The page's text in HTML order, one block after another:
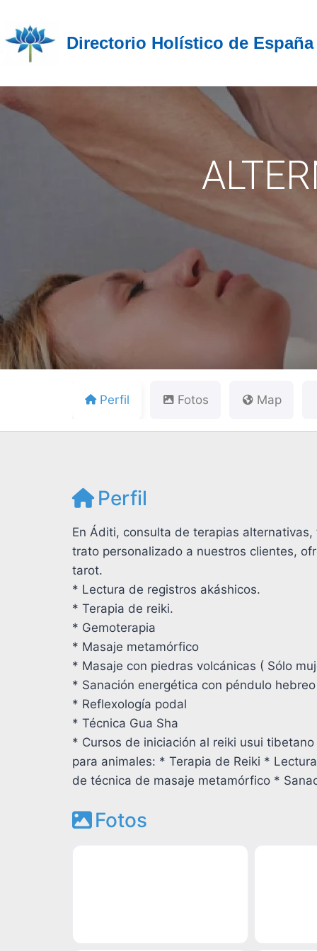
Directorio Holístico de España
Perfil Fotos Map
Perfil
En Áditi, consulta de terapias
trato personalizado a nuestros clientes,
tarot.
* Lectura de registros akáshicos.
* Terapia de reiki.
* Gemoterapia
* Masaje metamórfico
* Masaje con piedras volcánicas ( Sólo
* Sanación energética con péndulo hebreo
* Reflexología podal
* Técnica Gua Sha
* Cursos de iniciación al reiki usui
para animales: * Terapia de Reiki *
de técnica de masaje metamórfico *
Fotos